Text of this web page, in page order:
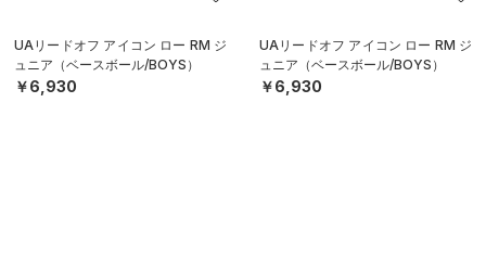
UAリードオフ アイコン ロー RM ジ
ュニア（ベースボール/BOYS）
￥6,930
UAリードオフ アイコン ロー RM ジ
ュニア（ベースボール/BOYS）
￥6,930